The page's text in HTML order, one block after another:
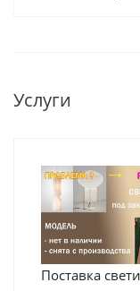
Услуги
Поставка